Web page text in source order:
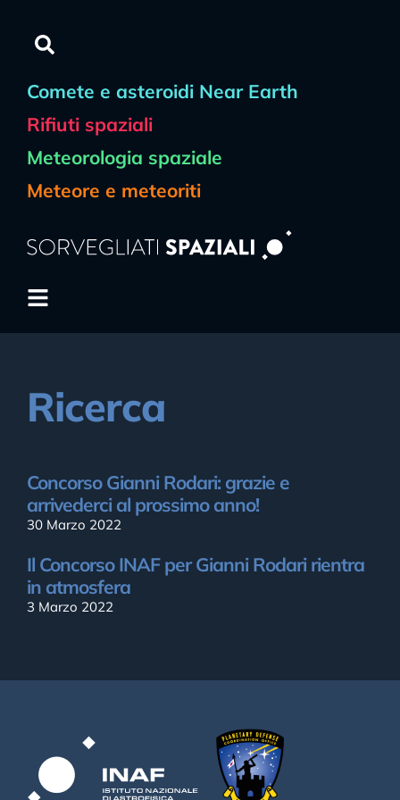
Comete e asteroidi Near Earth
Rifiuti spaziali
Meteorologia spaziale
Meteore e meteoriti
Ricerca
Concorso Gianni Rodari: grazie e
arrivederci al prossimo anno!
30 Marzo 2022
Il Concorso INAF per Gianni Rodari rientra
in atmosfera
3 Marzo 2022